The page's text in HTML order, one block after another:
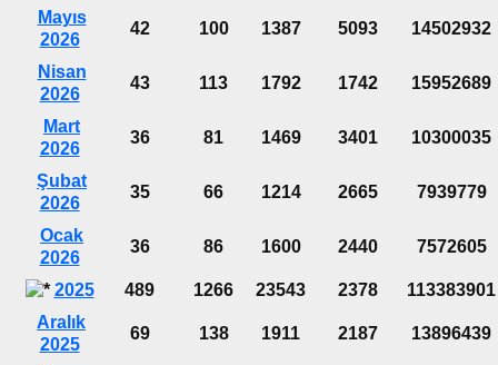
Mayıs
2026
42 100 1387 5093 14502932
Nisan
2026
43 113 1792 1742 15952689
Mart
2026
36 81 1469 3401 10300035
Şubat
2026
35 66 1214 2665 7939779
Ocak
2026
36 86 1600 2440 7572605
2025 489 1266 23543 2378
113383901
Aralık
2025
69 138 1911 2187 13896439